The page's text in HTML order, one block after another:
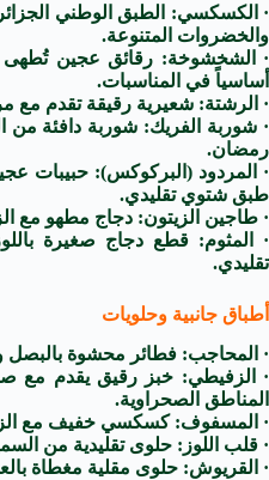
· الكسكسي: الطبق الوطني
والخضروات المتنوعة.
· الشخشوخة: رقائق عجين تُطهى
أساسياً في المناسبات.
· الرشتة: شعيرية رقيقة تقدم مع
· شوربة الفريك: شوربة دافئة
رمضان.
· المردود (البركوكس): حبيبات
طبق شتوي تقليدي.
· طاجين الزيتون: دجاج مطهو مع
· المثوم: قطع دجاج صغيرة
تقليدي.
أطباق جانبية وحلويات
· المحاجب: فطائر محشوة بالبصل
· الزفيطي: خبز رقيق يقدم مع
المناطق الصحراوية.
· المسفوف: كسكسي خفيف مع
· قلب اللوز: حلوى تقليدية من
· القريوش: حلوى مقلية مغطاة